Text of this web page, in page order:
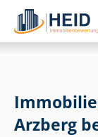
Arzberg